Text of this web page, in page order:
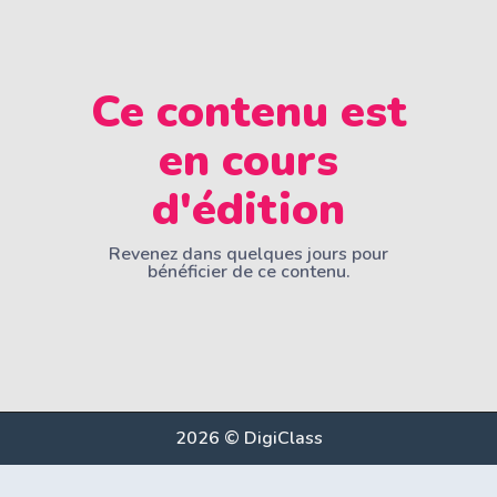
Ce contenu est
en cours
d'édition
Revenez dans quelques jours pour
bénéficier de ce contenu.
2026 © DigiClass